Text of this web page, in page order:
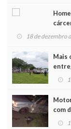
18 de dezembro
Mais
com